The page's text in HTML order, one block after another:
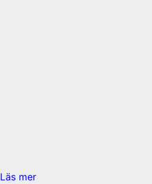
Läs mer